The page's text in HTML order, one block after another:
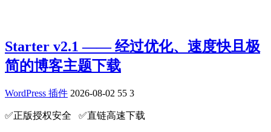
Starter v2.1 —— 经过优化、速度快且极
简的博客主题下载
WordPress 插件 2026-08-02 55 3
✅️正版授权安全 ✅️直链高速下载